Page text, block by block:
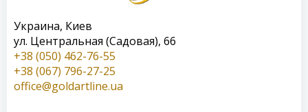
Украина, Киев
ул. Центральная (Садовая), 66
+38 (050) 462-76-55
+38 (067) 796-27-25
office@goldartline.ua